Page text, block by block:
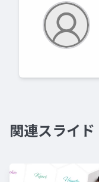
関連スライド